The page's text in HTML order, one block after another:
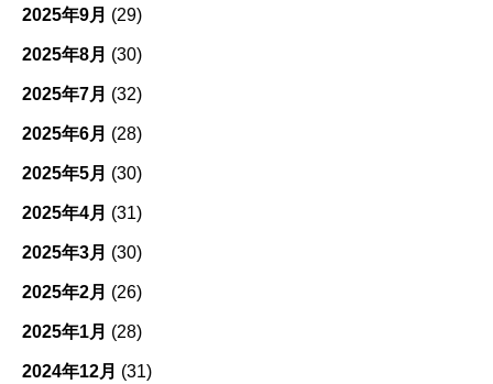
2025年9月 (29)
2025年8月 (30)
2025年7月 (32)
2025年6月 (28)
2025年5月 (30)
2025年4月 (31)
2025年3月 (30)
2025年2月 (26)
2025年1月 (28)
2024年12月 (31)